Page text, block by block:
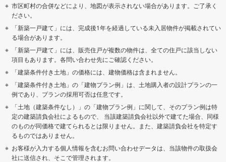
市区町村の合併などにより、地図が表示されない場合があります。ご了承く
ださい。
「新築一戸建て」には、完成後1年を経過している未入居物件が掲載されてい
る場合があります。
「新築一戸建て」には、販売住戸が複数の物件は、全ての住戸に該当しない
項目もあります。各問い合わせ先にご確認ください。
「建築条件付き土地」の価格には、建物価格は含まれません。
「建築条件付き土地」の「建物プラン例」は、土地購入者の設計プランの一
例であり、プランの採用可否は任意です。
「土地（建築条件なし）」の「建物プラン例」に関して、そのプラン例は特
定の建築請負会社によるもので、 当該建築請負会社以外で建てた場合、同様
のものが同価格で建てられるとは限りません。また、建築請負会社を特定す
るものではありません。
お客様が入力する個人情報を含むお問い合わせデータは、当該物件の取扱会
社に送信され、そこで管理されます。